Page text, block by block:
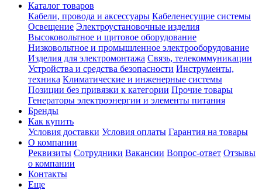
Каталог товаров
Кабели, провода и аксессуары Кабеленесущие системы
Освещение Электроустановочные изделия
Высоковольтное и щитовое оборудование
Низковольтное и промышленное электрооборудование
Изделия для электромонтажа Связь, телекоммуникации
Устройства и средства безопасности Инструменты,
техника Климатические и инженерные системы
Позиции без привязки к категории Прочие товары
Генераторы электроэнергии и элементы питания
Бренды
Как купить
Условия доставки Условия оплаты Гарантия на товары
О компании
Реквизиты Сотрудники Вакансии Вопрос-ответ Отзывы
о компании
Контакты
Еще